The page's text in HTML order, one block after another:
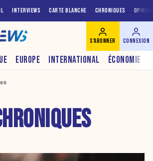
INTERVIEWS CARTE BLANCHE CHRONIQUES
EUROPE INTERNATIONAL ÉCONOMIE
S'ABONNER CONNEXION